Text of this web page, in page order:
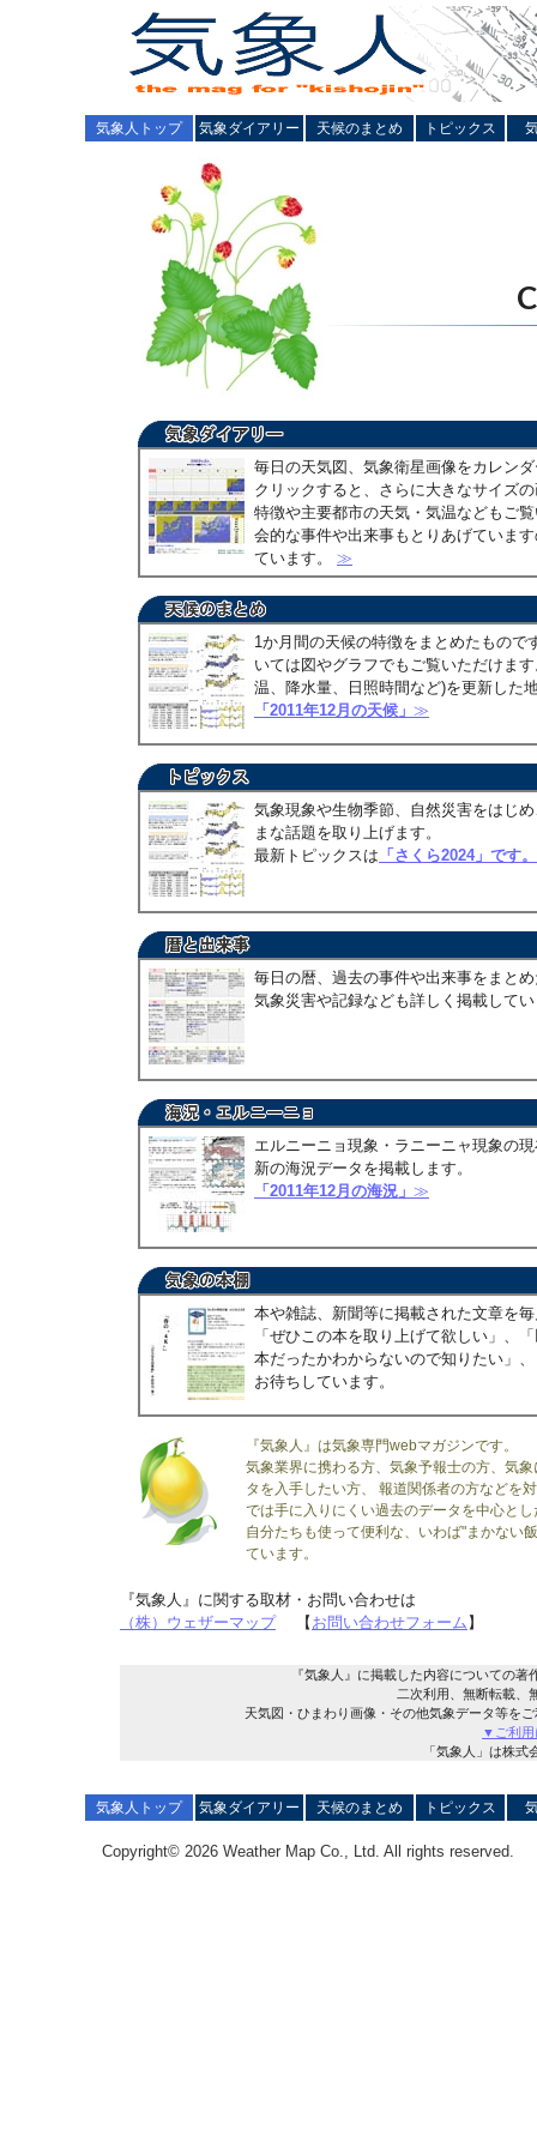
気象人トップ 気象ダイアリー 天候のまとめ トピックス
毎日の天気図、気象衛星画像をカレン
クリックすると、さらに大きなサイズ
特徴や主要都市の天気・気温などもご
会的な事件や出来事もとりあげていま
ています。 ≫
1か月間の天候の特徴をまとめたもので
いては図やグラフでもご覧いただけま
温、降水量、日照時間など)を更新した
「2011年12月の天候」 ≫
気象現象や生物季節、自然災害をはじ
まな話題を取り上げます。
最新トピックスは 「さくら2024」です。
毎日の暦、過去の事件や出来事をまと
気象災害や記録なども詳しく掲載して
エルニーニョ現象・ラニーニャ現象の
新の海況データを掲載します。
「2011年12月の海況」 ≫
本や雑誌、新聞等に掲載された文章を
「ぜひこの本を取り上げて欲しい」、
本だったかわからないので知りたい」
お待ちしています。
『気象人』は気象専門webマガジンです。
気象業界に携わる方、気象予報士の方、気
タを入手したい方、 報道関係者の方などを
では手に入りにくい過去のデータを中心と
自分たちも使って便利な、いわば"まかない
ています。
『気象人』に関する取材・お問い合わせは
（株）ウェザーマップ【 お問い合わせフォーム 】
『気象人』に掲載した内容についての
二次利用、無断転載、
天気図・ひまわり画像・その他気象データ等を
▼ご利用
「気象人」は株
気象人トップ 気象ダイアリー 天候のまとめ トピックス
Copyright© 2026 Weather Map Co., Ltd. All rights reserved.